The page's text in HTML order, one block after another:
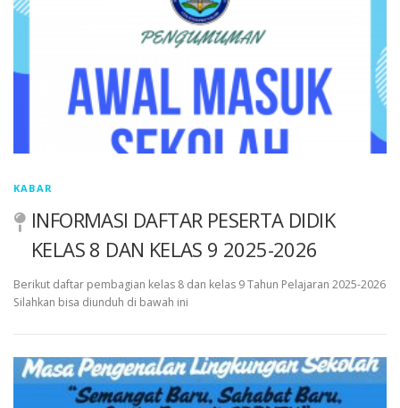
KABAR
INFORMASI DAFTAR PESERTA DIDIK
KELAS 8 DAN KELAS 9 2025-2026
Berikut daftar pembagian kelas 8 dan kelas 9 Tahun Pelajaran 2025-2026
Silahkan bisa diunduh di bawah ini